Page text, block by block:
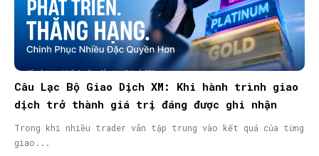
Câu Lạc Bộ Giao Dịch XM: Khi hành trình giao
dịch trở thành giá trị đáng được ghi nhận
Trong khi nhiều trader vẫn tập trung vào kết quả của từng
giao...